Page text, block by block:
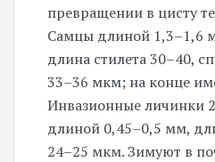
превращении в цисту
Самцы длиной 1,3–1,6
длина стилета30–40,
33–36 мкм; на конце
Инвазионные личинки
длиной 0,45–0,5 мм,
24–25 мкм.Зимуют в